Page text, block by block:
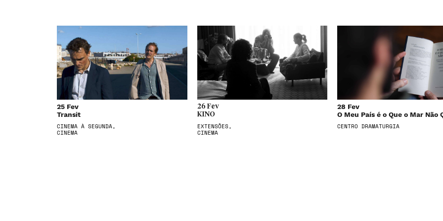
25 Fev
Transit
CINEMA À SEGUNDA,
CINEMA
26 Fev
KINO
EXTENSÕES,
CINEMA
28 Fev
O Meu País é o Que o Mar Não
CENTRO DRAMATURGIA